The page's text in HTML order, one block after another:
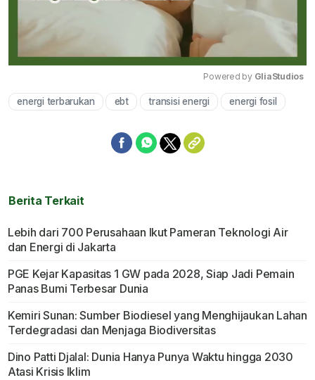
Mute
Powered by GliaStudios
energi terbarukan ebt transisi energi energi fosil
Berita Terkait
Lebih dari 700 Perusahaan Ikut Pameran Teknologi Air
dan Energi di Jakarta
PGE Kejar Kapasitas 1 GW pada 2028, Siap Jadi Pemain
Panas Bumi Terbesar Dunia
Kemiri Sunan: Sumber Biodiesel yang Menghijaukan Lahan
Terdegradasi dan Menjaga Biodiversitas
Dino Patti Djalal: Dunia Hanya Punya Waktu hingga 2030
Atasi Krisis Iklim